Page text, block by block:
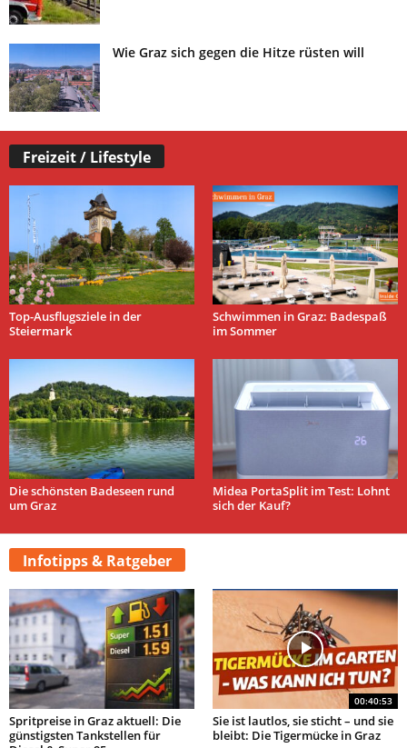
Wie Graz sich gegen die Hitze rüsten will
Freizeit / Lifestyle
Top-Ausflugsziele in der
Steiermark
Schwimmen in Graz: Badespaß
im Sommer
Die schönsten Badeseen rund
um Graz
Midea PortaSplit im Test: Lohnt
sich der Kauf?
Infotipps & Ratgeber
Spritpreise in Graz aktuell: Die
günstigsten Tankstellen für
00:40:53
Sie ist lautlos, sie sticht – und sie
bleibt: Die Tigermücke in Graz